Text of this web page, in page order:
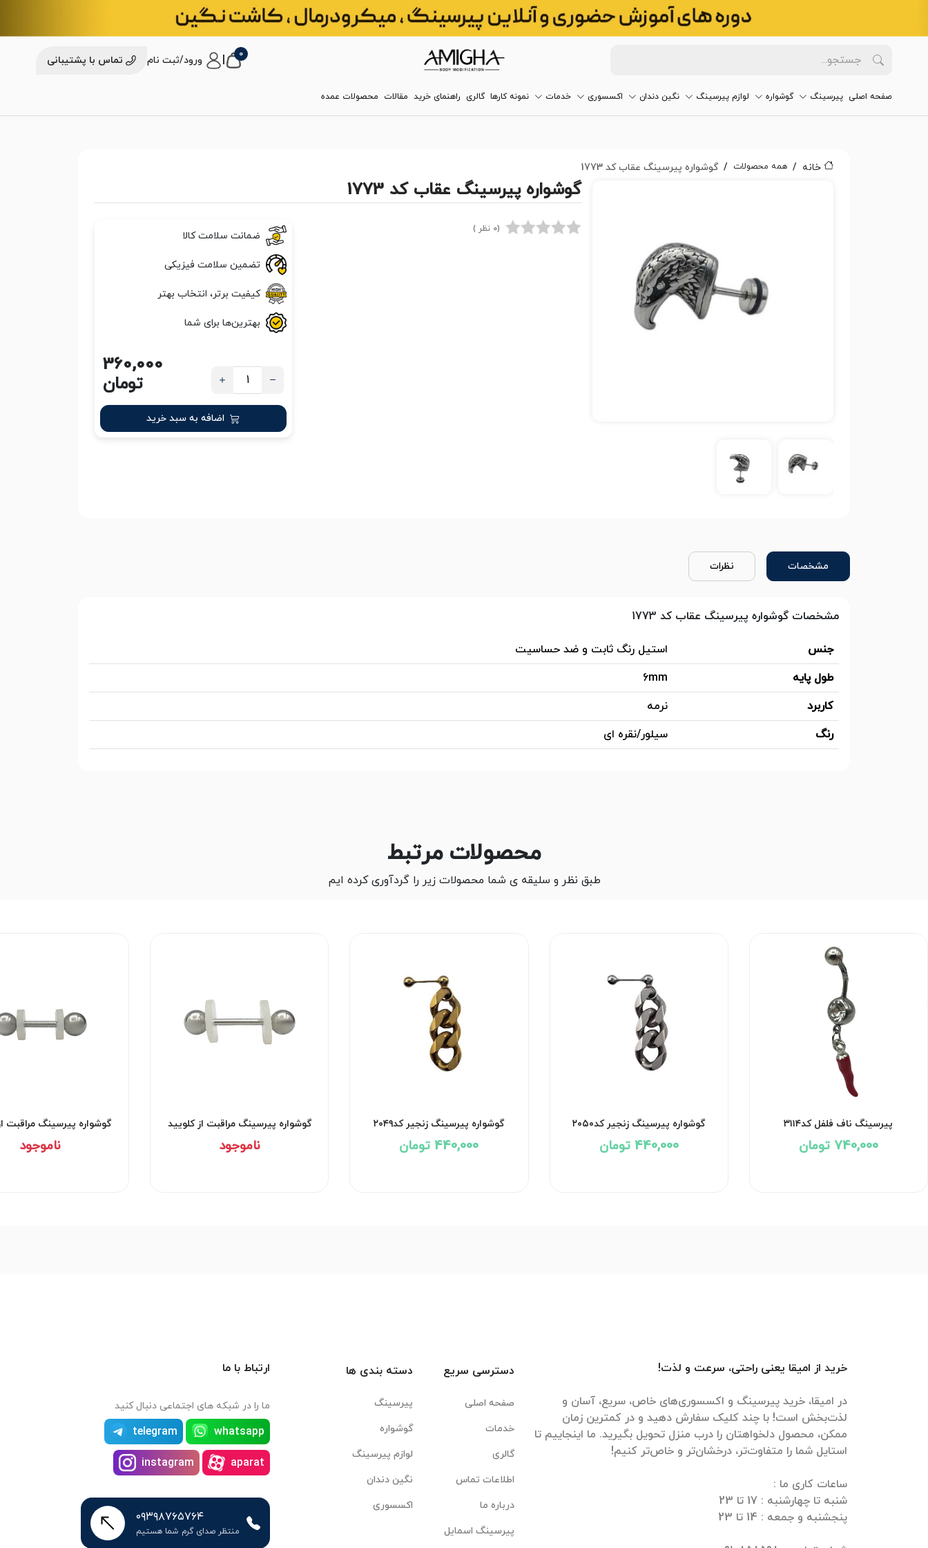
0 ورود/ثبت نام تماس با پشتیبانی
صفحه اصلی پیرسینگ گوشواره لوازم پیرسینگ نگین دندان اکسسوری خدمات نمونه کارها گالری راهنمای خرید مقالات محصولات عمده
خانه همه محصولات گوشواره پیرسینگ عقاب کد 1773
گوشواره پیرسینگ عقاب کد 1773
(0 نظر )
ضمانت سلامت کالا
تضمین سلامت فیزیکی
کیفیت برتر، انتخاب بهتر
بهترین‌ها برای شما
360,000
تومان
اضافه به سبد خرید
مشخصات نظرات
مشخصات گوشواره پیرسینگ عقاب کد 1773
جنس
استیل رنگ ثابت و ضد حساسیت
طول پایه
6mm
کاربرد
نرمه
رنگ
سیلور/نقره ای
محصولات مرتبط
طبق نظر و سلیقه ی شما محصولات زیر را گردآوری کرده ایم
پیرسینگ ناف فلفل کد۳۱۱۴
740,000 تومان
گوشواره پیرسینگ زنجیر کد۲۰۵۰
440,000 تومان
گوشواره پیرسینگ زنجیر کد۲۰۴۹
440,000 تومان
گوشواره پیرسینگ مراقبت از کلویید
کد۲۹۵۳
ناموجود
گوشواره پیرسینگ مراقبت
کد۲۹۵۲
ناموجود
خرید از امیقا یعنی راحتی، سرعت و لذت!
در امیقا، خرید پیرسینگ و اکسسوری‌های خاص، سریع، آسان و
لذت‌بخش است! با چند کلیک سفارش دهید و در کمترین زمان
ممکن، محصول دلخواهتان را درب منزل تحویل بگیرید. ما اینجاییم تا
دسترسی سریع
صفحه اصلی
خدمات
گالری
اطلاعات تماس
درباره ما
پیرسینگ اسمایل
دسته بندی ها
پیرسینگ
گوشواره
لوازم پیرسینگ
نگین دندان
اکسسوری
ارتباط با ما
ما را در شبکه های اجتماعی دنبال کنید
whatsapp
telegram
aparat
instagram
۰۹۳۹۸۷۶۵۷۶۴
منتظر صدای گرم شما هستیم